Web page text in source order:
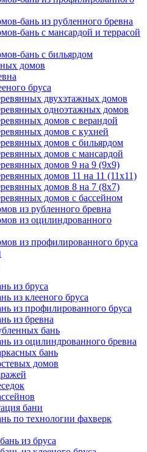
бань из рубленного бревна
бань с мансардой и террасой
бань с бильярдом
домов
бруса
двухэтажных домов
одноэтажных домов
домов с верандой
домов с кухней
домов с бильярдом
домов с мансардой
домов 9 на 9 (9x9)
домов 11 на 11 (11x11)
домов 8 на 7 (8x7)
домов с бассейном
из рубленного бревна
из оцилиндрованного
из профилированного бруса
из бруса
из клееного бруса
из профилированного бруса
из бревна
бань
из оцилиндрованного бревна
бань
домов
бани
по технологии фахверк
из бруса